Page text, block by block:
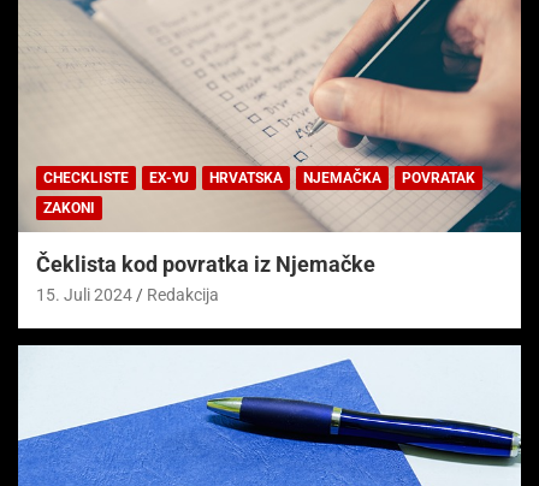
CHECKLISTE EX-YU HRVATSKA NJEMAČKA
POVRATAK
ZAKONI
Čeklista kod povratka iz Njemačke
15. Juli 2024 Redakcija